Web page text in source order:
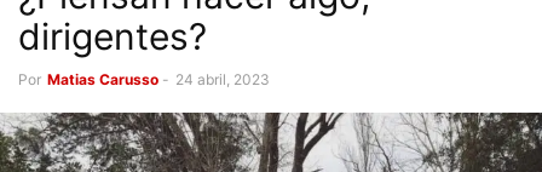
dirigentes?
Por Matias Carusso - 24 abril, 2023